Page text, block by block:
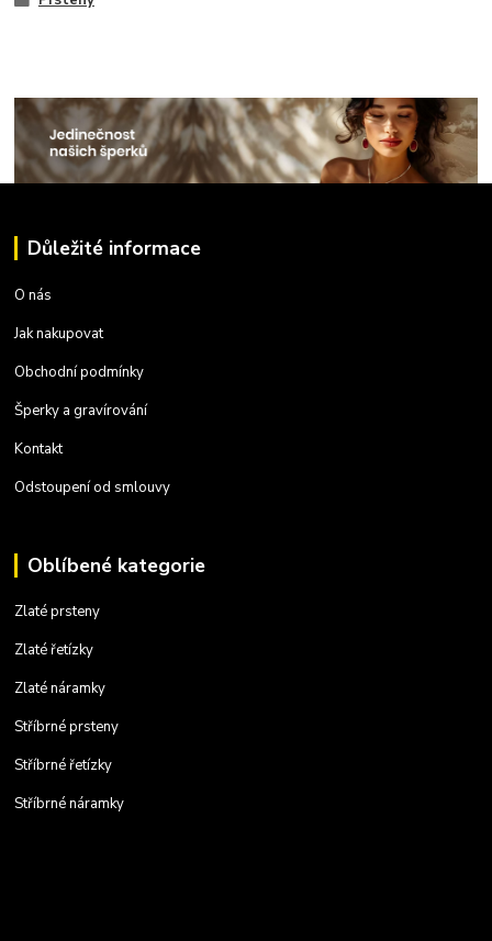
Důležité informace
O nás
Jak nakupovat
Obchodní podmínky
Šperky a gravírování
Kontakt
Odstoupení od smlouvy
Oblíbené kategorie
Zlaté prsteny
Zlaté řetízky
Zlaté náramky
Stříbrné prsteny
Stříbrné řetízky
Stříbrné náramky